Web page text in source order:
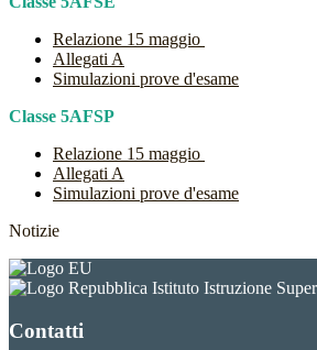
Relazione 15 maggio
Allegati A
Simulazioni prove d'esame
Classe 5AFSP
Relazione 15 maggio
Allegati A
Simulazioni prove d'esame
Notizie
Istituto Istruzione
Contatti